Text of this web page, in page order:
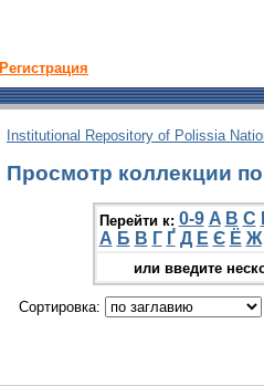
Регистрация
Institutional Repository of Polissia
Просмотр коллекции
Перейти к: 0-9 A B C
А Б В Г Ґ Д Е Є Ё Ж
или введите
Сортировка: